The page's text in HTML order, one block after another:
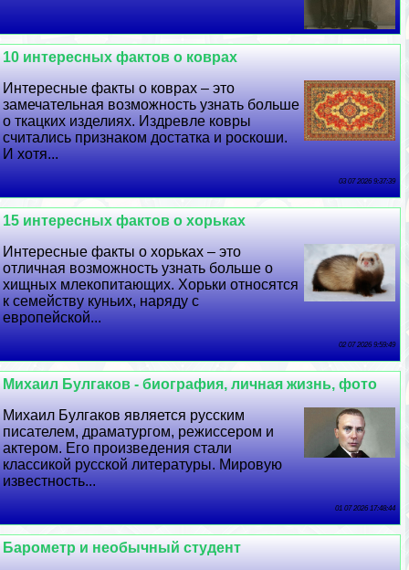
10 интересных фактов о коврах
Интересные факты о коврах – это
замечательная возможность узнать больше
о ткацких изделиях. Издревле ковры
считались признаком достатка и роскоши.
И хотя...
03 07 2026 9:37:39
15 интересных фактов о хорьках
Интересные факты о хорьках – это
отличная возможность узнать больше о
хищных млекопитающих. Хорьки относятся
к семейству куньих, наряду с
европейской...
02 07 2026 9:59:49
Михаил Булгаков - биография, личная жизнь, фото
Михаил Булгаков является русским
писателем, драматургом, режиссером и
актером. Его произведения стали
классикой русской литературы. Мировую
известность...
01 07 2026 17:48:44
Барометр и необычный студент